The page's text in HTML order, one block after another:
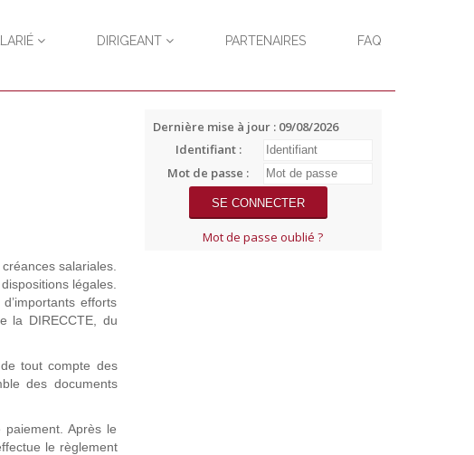
DIRIGEANT PARTENAIRES FAQ
salariales.
légales.
efforts
la DIRECCTE, du
tout compte des
des documents
Après le
le règlement
Dernière mise à jour : 09/08/2026
Identifiant :
Mot de passe :
Mot de passe oublié ?